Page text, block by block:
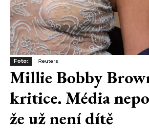
Foto: Reuters
Millie Bobby
kritice. Média
že už není dítě